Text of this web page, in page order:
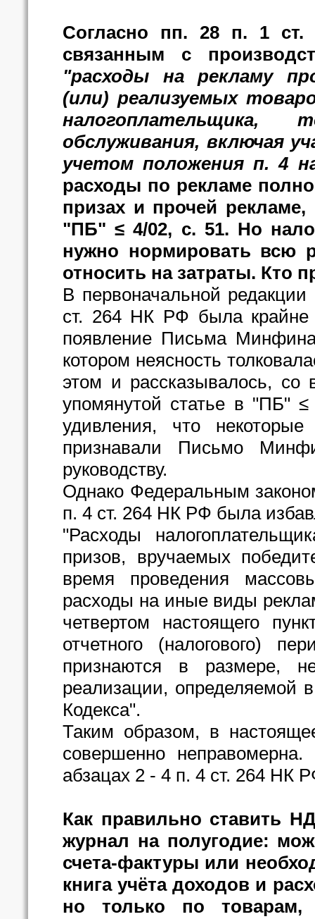
Согласно пп. 28 п. 1
связанным с
"расходы на рекламу
(или) реализуемых
обслуживания, включая
учетом положения п. 4
расходы по рекламе
призах и прочей
"ПБ" ≤ 4/02, с. 51. Но
нужно нормировать всю
относить на затраты. Кто
В первоначальной
ст. 264 НК РФ была крайне
появление Письма
котором неясность
этом и рассказывалось, со
упомянутой статье в "ПБ"
удивления, что
признавали Письмо
руководству.
Однако Федеральным
п. 4 ст. 264 НК РФ была
"Расходы
призов, вручаемых
время проведения
расходы на иные виды
четвертом настоящего
отчетного (налогового)
признаются в размере,
реализации, определяемой
Кодекса".
Таким образом, в
совершенно
абзацах 2 - 4 п. 4 ст. 264 НК
Как правильно ставить
журнал на полугодие:
счета-фактуры или
книга учёта доходов и
но только по товарам,